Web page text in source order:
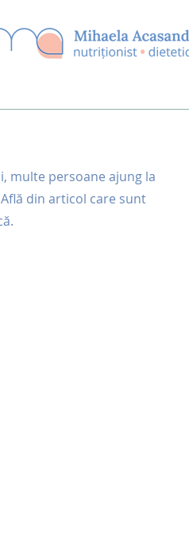
multe persoane ajung la
din articol care sunt